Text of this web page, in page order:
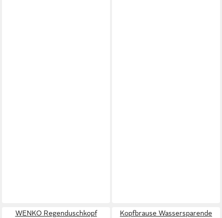
WENKO Regenduschkopf
Kopfbrause Wassersparende